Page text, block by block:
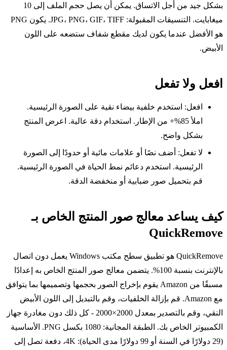
بشكل جيد من أجل الاتساق. يمكن أن يصل حجم الملف إلى 10
ميغابايت. التنسيقات المقبولة: JPG، PNG، GIF، TIFF. يكون PNG
هو الأفضل عندما يكون لديك مقطع شفاف ستضعه على اللون
الأبيض.
افعل ولا تفعل
افعل: استخدم خلفية بيضاء نقية على الصورة الرئيسية.
املأ 85%+ من الإطار. استخدام دقة عالية. اعرض المنتج
بشكل واضح.
لا تفعل: أضف نصًا أو علامات مائية أو حدودًا إلى الصورة
الرئيسية. استخدم دعائم نمط الحياة في الصورة الرئيسية.
قم بتحميل صور ضبابية أو منخفضة الدقة.
كيف يساعد معالج صور المنتج الخاص بـ
QuickRemove
QuickRemove هو تطبيق سطح مكتب Windows يعمل دون اتصال
بالإنترنت بنسبة 100%. يتضمن معالج صور المنتج الخاص به إعدادًا
مسبقًا من Amazon يقوم بإخراج الصور بحجمها وتصميمها بما يتوافق
مع Amazon. قم بإزالة الخلفيات، وقم بالتبديل إلى اللون الأبيض
النقي، وقم بالتصدير بمعدل 2000×2000 - كل ذلك دون مغادرة جهاز
الكمبيوتر الخاص بك. الطبقة المجانية: 1080 بكسل PNG. الأساسية
(29 دولارًا في السنة أو 99 دولارًا مدى الحياة): 4K، دفعة تصل إلى